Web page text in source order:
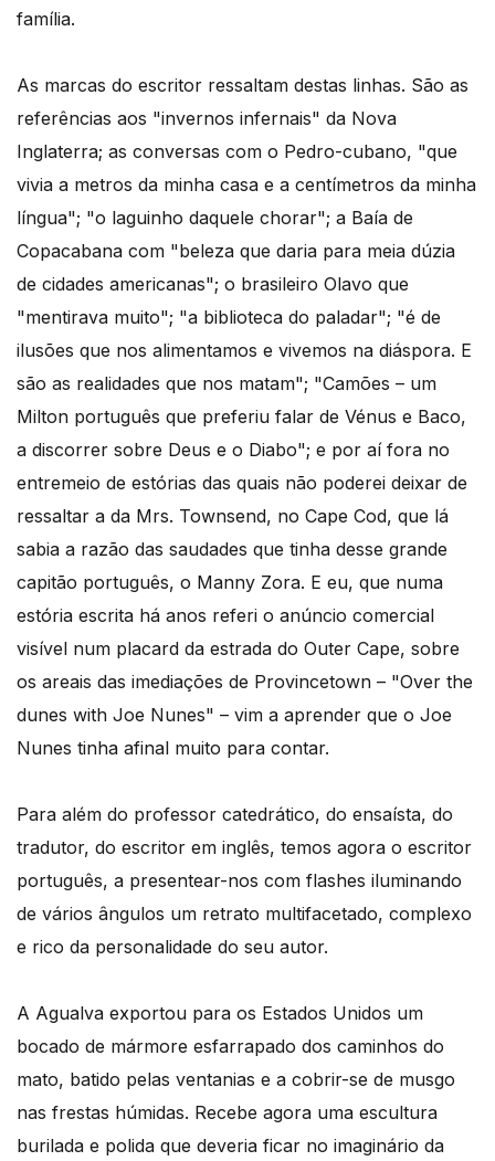
família.
As marcas do escritor ressaltam destas linhas. São as
referências aos "invernos infernais" da Nova
Inglaterra; as conversas com o Pedro-cubano, "que
vivia a metros da minha casa e a centímetros da minha
língua"; "o laguinho daquele chorar"; a Baía de
Copacabana com "beleza que daria para meia dúzia
de cidades americanas"; o brasileiro Olavo que
"mentirava muito"; "a biblioteca do paladar"; "é de
ilusões que nos alimentamos e vivemos na diáspora. E
são as realidades que nos matam"; "Camões – um
Milton português que preferiu falar de Vénus e Baco,
a discorrer sobre Deus e o Diabo"; e por aí fora no
entremeio de estórias das quais não poderei deixar de
ressaltar a da Mrs. Townsend, no Cape Cod, que lá
sabia a razão das saudades que tinha desse grande
capitão português, o Manny Zora. E eu, que numa
estória escrita há anos referi o anúncio comercial
visível num placard da estrada do Outer Cape, sobre
os areais das imediações de Provincetown – "Over the
dunes with Joe Nunes" – vim a aprender que o Joe
Nunes tinha afinal muito para contar.
Para além do professor catedrático, do ensaísta, do
tradutor, do escritor em inglês, temos agora o escritor
português, a presentear-nos com flashes iluminando
de vários ângulos um retrato multifacetado, complexo
e rico da personalidade do seu autor.
A Agualva exportou para os Estados Unidos um
bocado de mármore esfarrapado dos caminhos do
mato, batido pelas ventanias e a cobrir-se de musgo
nas frestas húmidas. Recebe agora uma escultura
burilada e polida que deveria ficar no imaginário da